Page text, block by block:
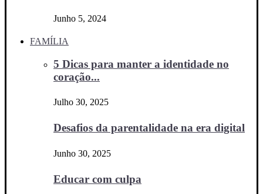
Junho 5, 2024
FAMÍLIA
5 Dicas para manter a identidade no
coração...
Julho 30, 2025
Desafios da parentalidade na era digital
Junho 30, 2025
Educar com culpa